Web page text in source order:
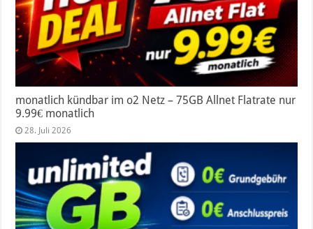
monatlich kündbar im o2 Netz – 75GB Allnet Flatrate nur
9.99€ monatlich
28. Juli 2026